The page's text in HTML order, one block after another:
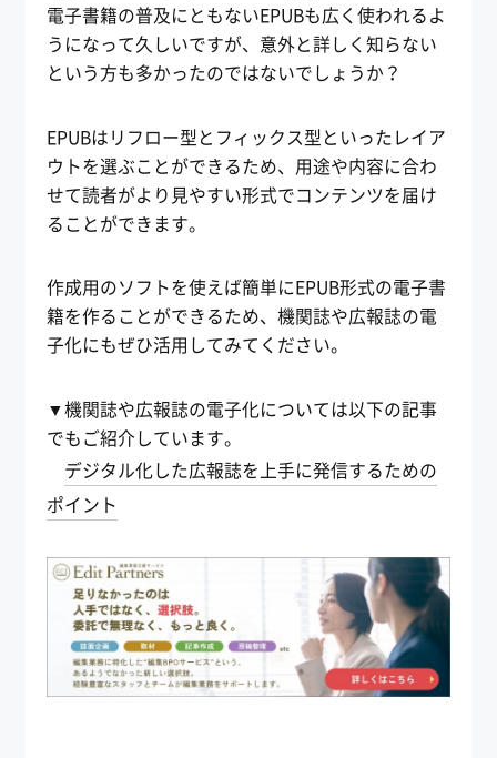
電子書籍の普及にともないEPUBも広く使われるよ
うになって久しいですが、意外と詳しく知らない
という方も多かったのではないでしょうか？
EPUBはリフロー型とフィックス型といったレイア
ウトを選ぶことができるため、用途や内容に合わ
せて読者がより見やすい形式でコンテンツを届け
ることができます。
作成用のソフトを使えば簡単にEPUB形式の電子書
籍を作ることができるため、機関誌や広報誌の電
子化にもぜひ活用してみてください。
▼機関誌や広報誌の電子化については以下の記事
でもご紹介しています。
デジタル化した広報誌を上手に発信するための
ポイント